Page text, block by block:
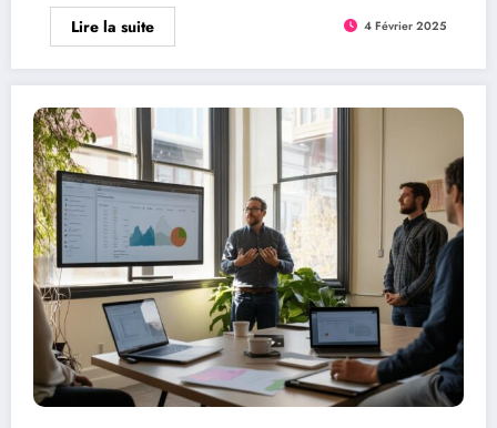
Lire la suite 4 Février 2025